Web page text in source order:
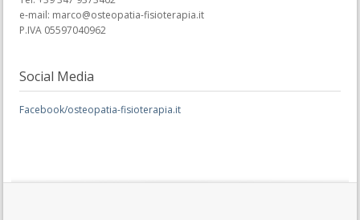
e-mail: marco@osteopatia-fisioterapia.it
P.IVA 05597040962
Social Media
Facebook/osteopatia-fisioterapia.it